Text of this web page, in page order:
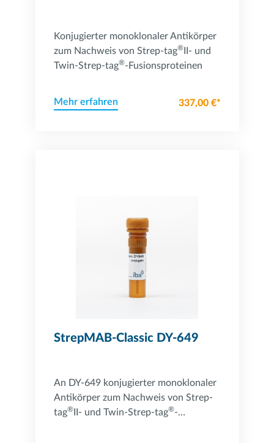
Konjugierter monoklonaler Antikörper
zum Nachweis von Strep-tag®II- und
Twin-Strep-tag®-Fusionsproteinen
Mehr erfahren 337,00 €*
StrepMAB-Classic DY-649
An DY-649 konjugierter monoklonaler
Antikörper zum Nachweis von Strep-
tag®II- und Twin-Strep-tag®-